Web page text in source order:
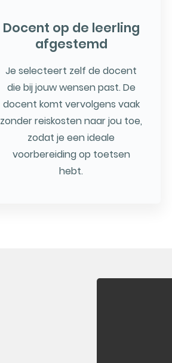
Docent op de leerling
afgestemd
Je selecteert zelf de docent
die bij jouw wensen past. De
docent komt vervolgens vaak
zonder reiskosten naar jou toe,
zodat je een ideale
voorbereiding op toetsen
hebt.